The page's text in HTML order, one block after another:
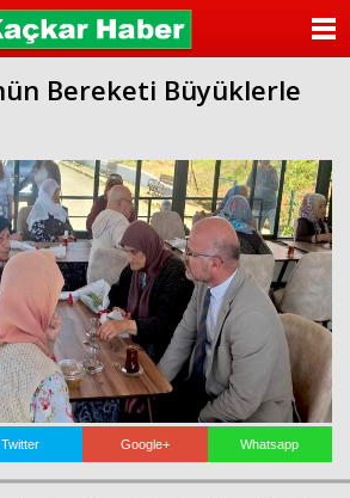
Bereketi Büyüklerle
Twitter Google+ Whatsapp
ANASAYFA
KATEGORİLER
ANKETLER
FOTO GALERİ
VİDEO GALERİ
KÜNYE